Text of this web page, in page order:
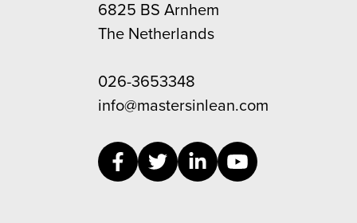
6825 BS Arnhem
The Netherlands
026-3653348
info@mastersinlean.com